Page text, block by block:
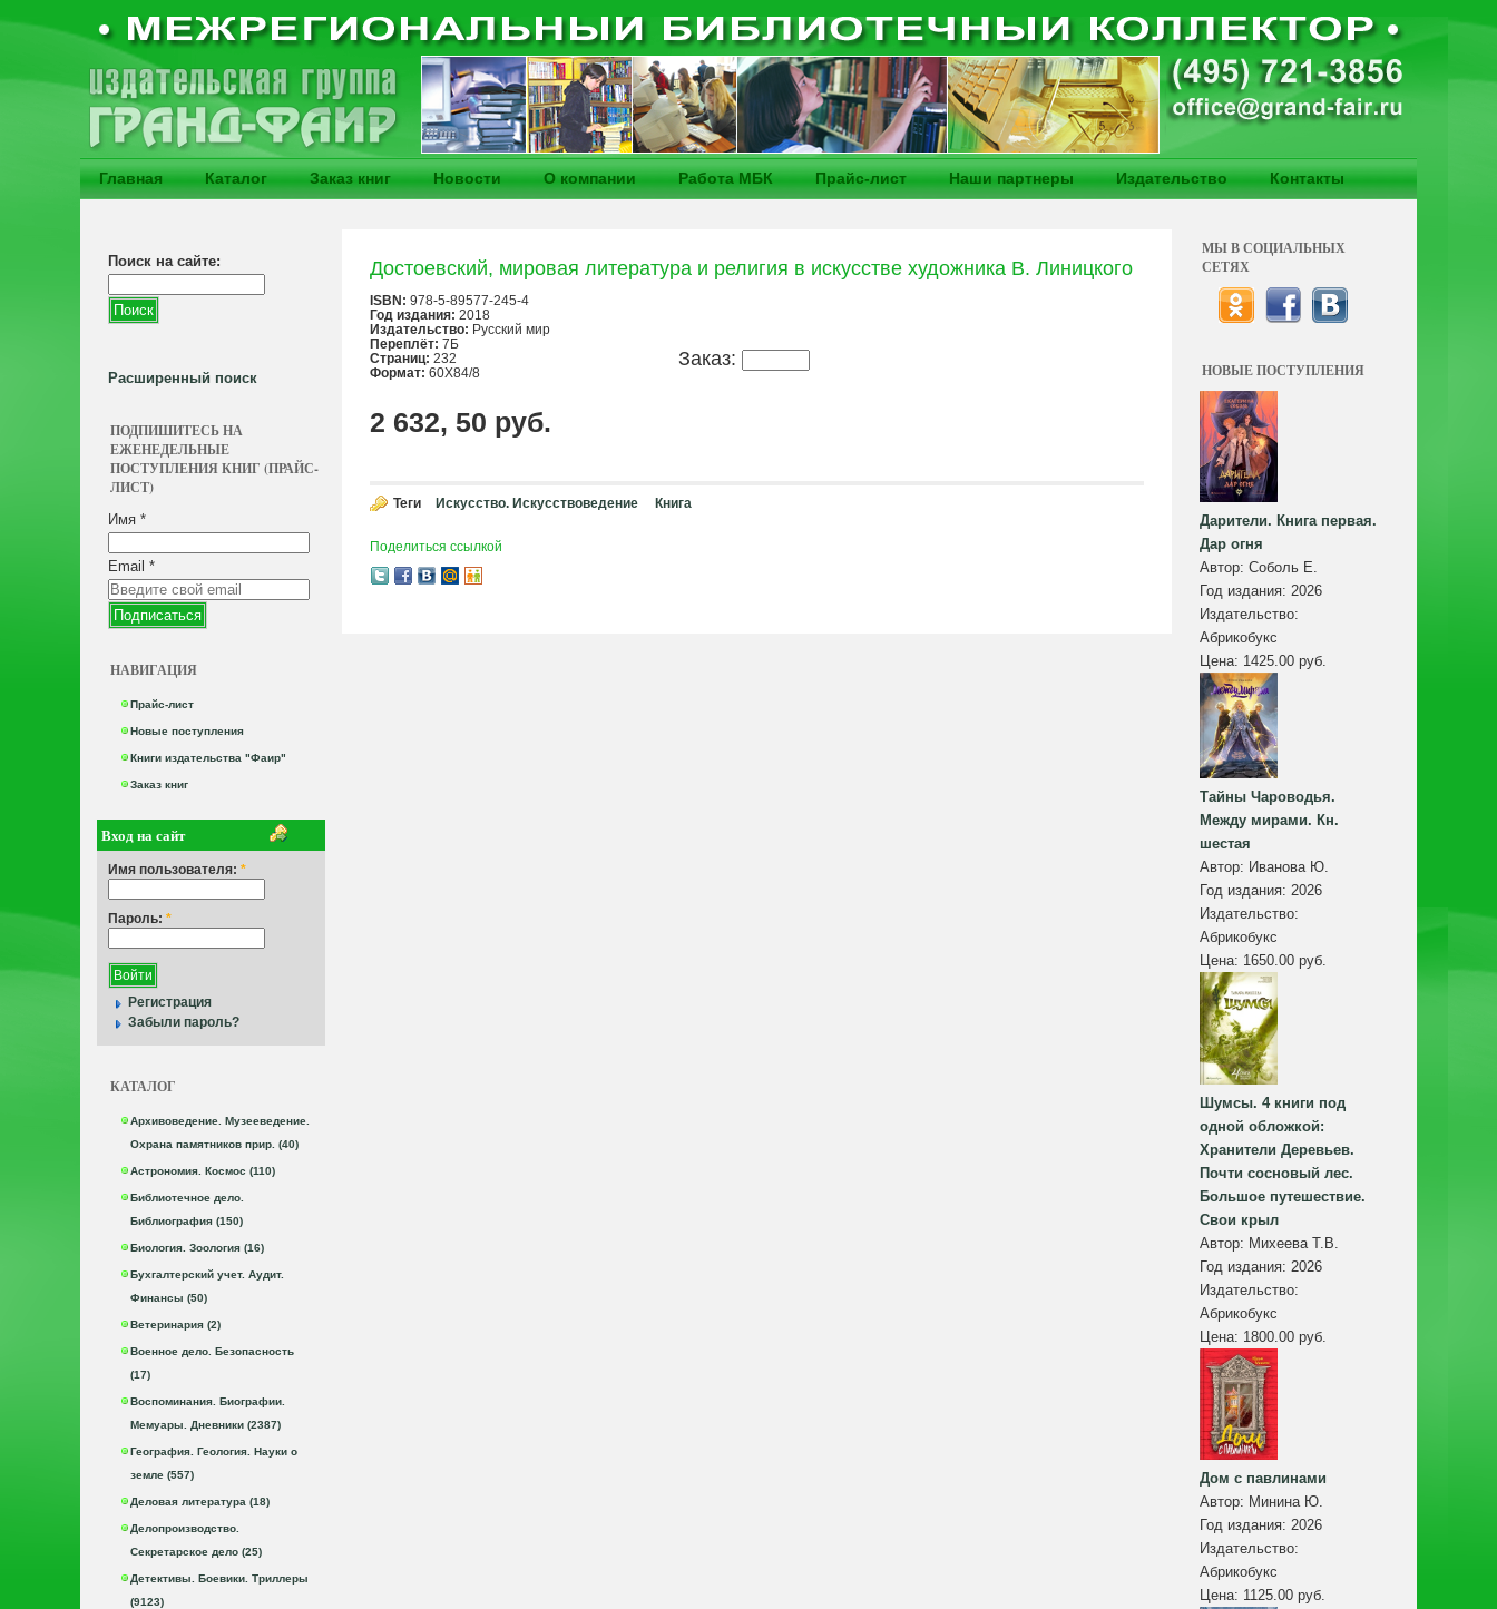
Главная Каталог Заказ книг Новости О компании Работа МБК Прайс-лист Наши партнеры Издательство Контакты
Поиск на сайте:
Расширенный поиск
ПОДПИШИТЕСЬ НА
ЕЖЕНЕДЕЛЬНЫЕ
ПОСТУПЛЕНИЯ КНИГ (ПРАЙС-
ЛИСТ)
Имя *
Email *
НАВИГАЦИЯ
Прайс-лист
Новые поступления
Книги издательства "Фаир"
Заказ книг
Вход на сайт
Имя пользователя: *
Пароль: *
Регистрация
Забыли пароль?
КАТАЛОГ
Архивоведение. Музееведение.
Охрана памятников прир. (40)
Астрономия. Космос (110)
Библиотечное дело.
Библиография (150)
Биология. Зоология (16)
Бухгалтерский учет. Аудит.
Финансы (50)
Ветеринария (2)
Военное дело. Безопасность
(17)
Воспоминания. Биографии.
Мемуары. Дневники (2387)
География. Геология. Науки о
земле (557)
Деловая литература (18)
Делопроизводство.
Секретарское дело (25)
Детективы. Боевики. Триллеры
(9123)
Достоевский, мировая литература и религия в искусстве художника В. Линицкого
Заказ:
ISBN: 978-5-89577-245-4
Год издания: 2018
Издательство: Русский мир
Переплёт: 7Б
Страниц: 232
Формат: 60Х84/8
2 632, 50 руб.
Теги Искусство. Искусствоведение Книга
Поделиться ссылкой
МЫ В СОЦИАЛЬНЫХ
СЕТЯХ
НОВЫЕ ПОСТУПЛЕНИЯ
Дарители. Книга первая.
Дар огня
Автор: Соболь Е.
Год издания: 2026
Издательство:
Абрикобукс
Цена: 1425.00 руб.
Тайны Чароводья.
Между мирами. Кн.
шестая
Автор: Иванова Ю.
Год издания: 2026
Издательство:
Абрикобукс
Цена: 1650.00 руб.
Шумсы. 4 книги под
одной обложкой:
Хранители Деревьев.
Почти сосновый лес.
Большое путешествие.
Свои крыл
Автор: Михеева Т.В.
Год издания: 2026
Издательство:
Абрикобукс
Цена: 1800.00 руб.
Дом с павлинами
Автор: Минина Ю.
Год издания: 2026
Издательство:
Абрикобукс
Цена: 1125.00 руб.